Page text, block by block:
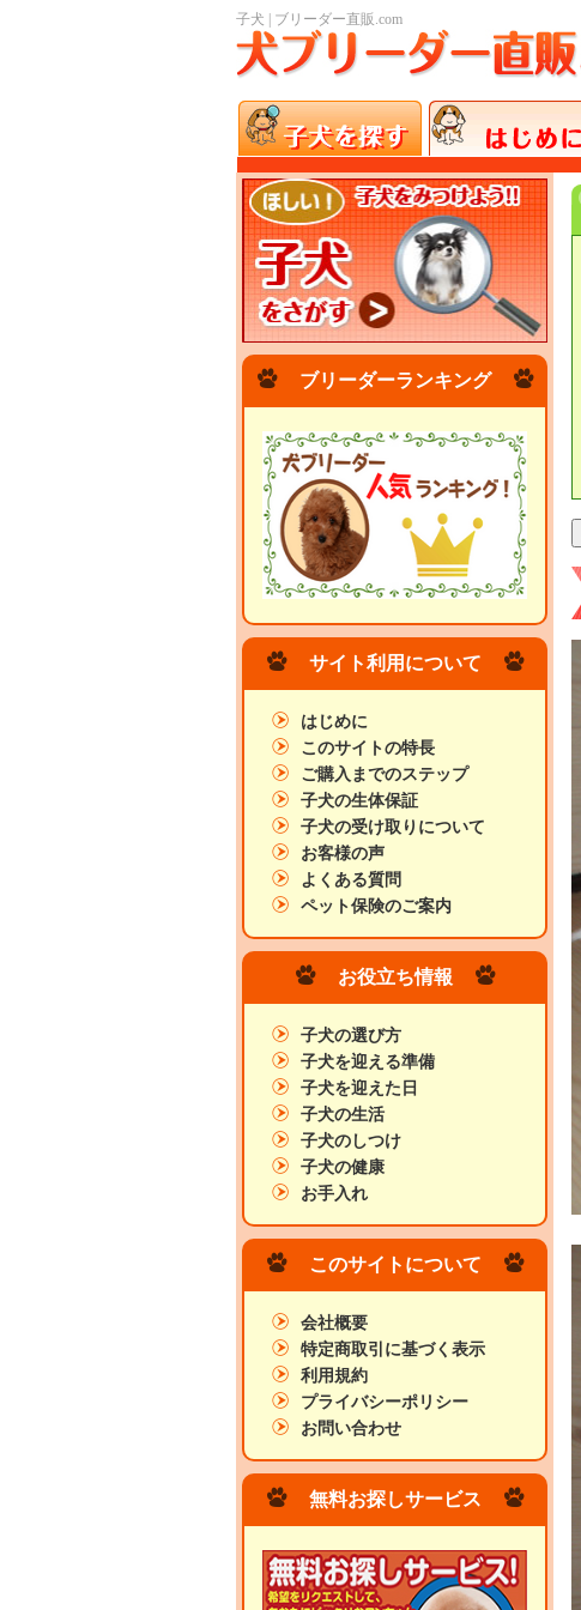
子犬 | ブリーダー直販.com
ブリーダーランキング
サイト利用について
はじめに
このサイトの特長
ご購入までのステップ
子犬の生体保証
子犬の受け取りについて
お客様の声
よくある質問
ペット保険のご案内
お役立ち情報
子犬の選び方
子犬を迎える準備
子犬を迎えた日
子犬の生活
子犬のしつけ
子犬の健康
お手入れ
このサイトについて
会社概要
特定商取引に基づく表示
利用規約
プライバシーポリシー
お問い合わせ
無料お探しサービス